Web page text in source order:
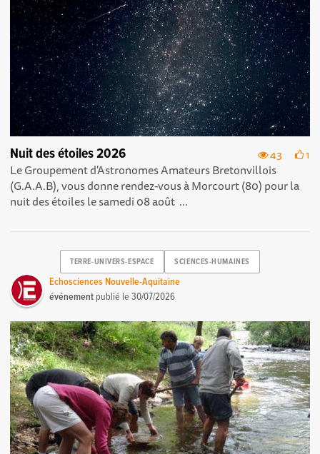
43 1
Nuit des étoiles 2026
Le Groupement d'Astronomes Amateurs Bretonvillois
(G.A.A.B), vous donne rendez-vous à Morcourt (80) pour la
nuit des étoiles le samedi 08 août ...
TERRE-UNIVERS-ESPACE SCIENCES-HUMAINES
Echosciences Nouvelle-Aquitaine
événement publié le30/07/2026